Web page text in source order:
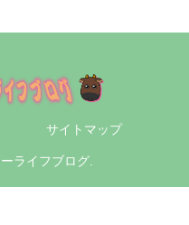
サイトマップ
ライフブログ.